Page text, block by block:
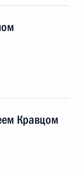
Кравцом